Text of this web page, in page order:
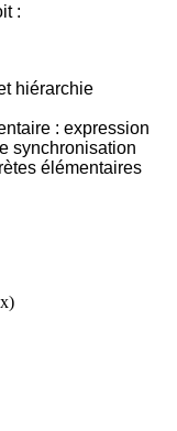
:
hiérarchie
: expression
synchronisation
élémentaires